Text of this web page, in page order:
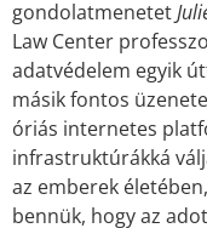
gondolatmenetet
Law Center
adatvédelem egyik
másik fontos
óriás internetes
infrastruktúrákká
az emberek
bennük, hogy az